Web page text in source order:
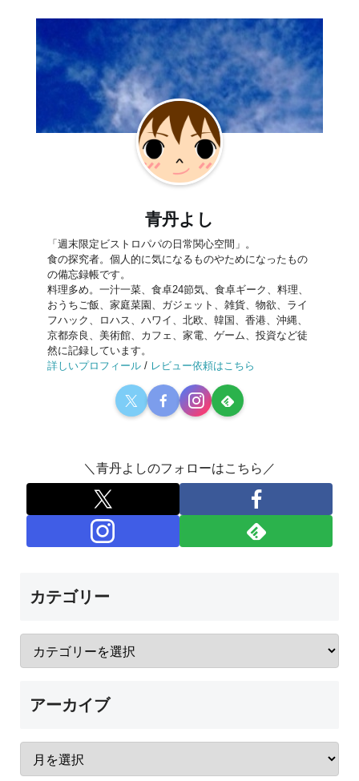
青丹よし
「週末限定ビストロパパの日常関心空間」。
食の探究者。個人的に気になるものやためになったもの
の備忘録帳です。
料理多め。一汁一菜、食卓24節気、食卓ギーク、料理、
おうちご飯、家庭菜園、ガジェット、雑貨、物欲、ライ
フハック、ロハス、ハワイ、北欧、韓国、香港、沖縄、
京都奈良、美術館、カフェ、家電、ゲーム、投資など徒
然に記録しています。
詳しいプロフィール / レビュー依頼はこちら
＼青丹よしのフォローはこちら／
カテゴリー
アーカイブ